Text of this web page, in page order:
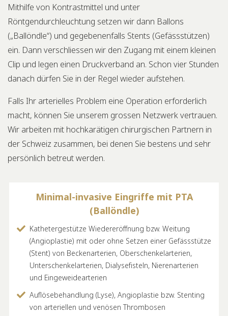
Mithilfe von Kontrastmittel und unter
Röntgendurchleuchtung setzen wir dann Ballons
(„Ballöndle“) und gegebenenfalls Stents (Gefässstützen)
ein. Dann verschliessen wir den Zugang mit einem kleinen
Clip und legen einen Druckverband an. Schon vier Stunden
danach dürfen Sie in der Regel wieder aufstehen.
Falls Ihr arterielles Problem eine Operation erforderlich
macht, können Sie unserem grossen Netzwerk vertrauen.
Wir arbeiten mit hochkarätigen chirurgischen Partnern in
der Schweiz zusammen, bei denen Sie bestens und sehr
persönlich betreut werden.
Minimal-invasive Eingriffe mit PTA
(Ballöndle)
Kathetergestütze Wiedereröffnung bzw. Weitung
(Angioplastie) mit oder ohne Setzen einer Gefässstütze
(Stent) von Beckenarterien, Oberschenkelarterien,
Unterschenkelarterien, Dialysefisteln, Nierenarterien
und Eingeweidearterien
Auflösebehandlung (Lyse), Angioplastie bzw. Stenting
von arteriellen und venösen Thrombosen